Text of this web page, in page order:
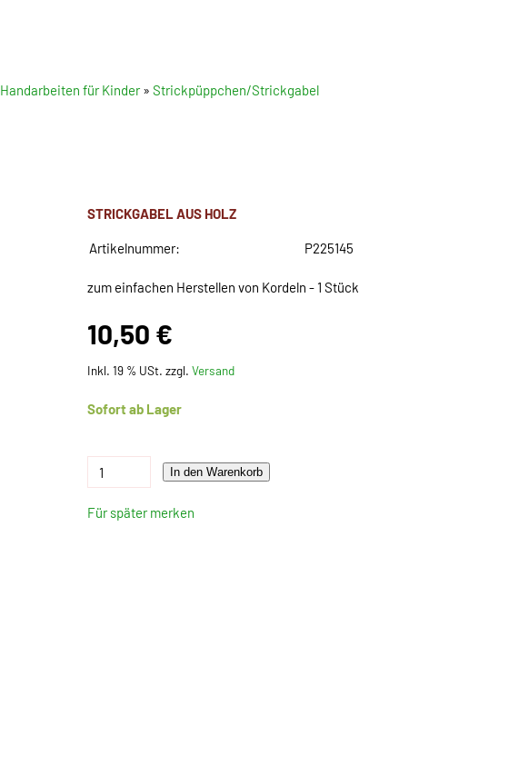
Handarbeiten für Kinder» Strickpüppchen/Strickgabel
STRICKGABEL AUS HOLZ
Artikelnummer: P225145
zum einfachen Herstellen von Kordeln - 1 Stück
10,50 €
Inkl. 19 % USt. zzgl.Versand
Sofort ab Lager
In den Warenkorb
Für später merken